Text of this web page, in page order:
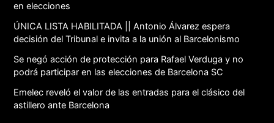
en elecciones
ÚNICA LISTA HABILITADA || Antonio Álvarez espera
decisión del Tribunal e invita a la unión al Barcelonismo
Se negó acción de protección para Rafael Verduga y no
podrá participar en las elecciones de Barcelona SC
Emelec reveló el valor de las entradas para el clásico del
astillero ante Barcelona